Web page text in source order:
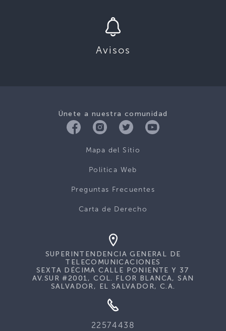
Avisos
Únete a nuestra comunidad
Mapa del Sitio
Politica Web
Preguntas Frecuentes
Carta de Derecho
SUPERINTENDENCIA GENERAL DE
TELECOMUNICACIONES
SEXTA DÉCIMA CALLE PONIENTE Y 37
AV.SUR #2001, COL. FLOR BLANCA, SAN
SALVADOR, EL SALVADOR, C.A.
22574438